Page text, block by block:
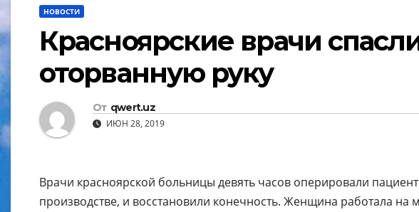
НОВОСТИ
Красноярские врачи
оторванную руку
От qwert.uz
ИЮН 28, 2019
Врачи красноярской больницы девять часов оперировали
производстве, и восстановили конечность. Женщина работала на